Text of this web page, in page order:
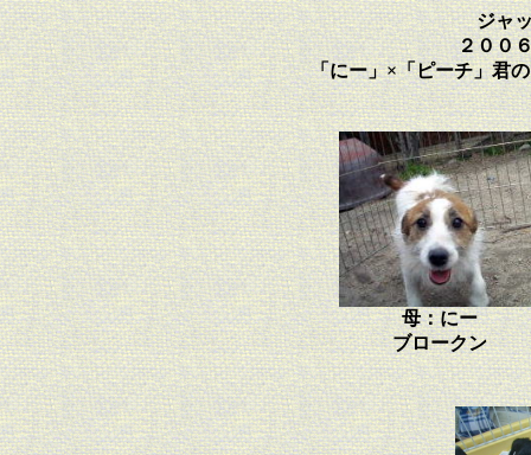
ジャ
２００
「にー」×「ピーチ」君
母：にー
ブロークン